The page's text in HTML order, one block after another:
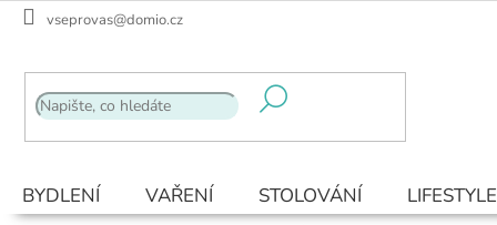
Přejít
vseprovas@domio.cz
BYDLENÍ VAŘENÍ STOLOVÁNÍ LIFESTYLE